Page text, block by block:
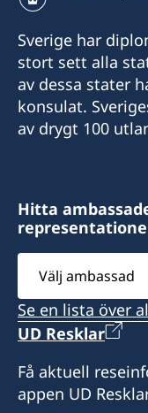
Sverige har
stort sett alla
av dessa stater
konsulat.
av drygt 100
Hitta
Välj
ambassad
Se en lista över
UD Resklar
Få aktuell
appen UD